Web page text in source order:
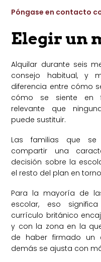
Póngase en contacto
Elegir un
Alquilar durante seis
consejo habitual, y
diferencia entre cómo
cómo se siente en
relevante que
puede sustituir.
Las familias que se
compartir una
decisión sobre la
el resto del plan en
Para la mayoría de
escolar, eso
currículo británico
y con la zona en la
de haber firmado un
demás se ajusta con